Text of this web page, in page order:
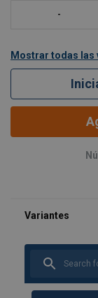
Mostrar todas las